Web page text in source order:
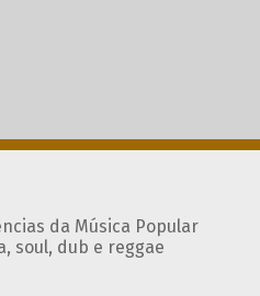
da Música Popular
soul, dub e reggae